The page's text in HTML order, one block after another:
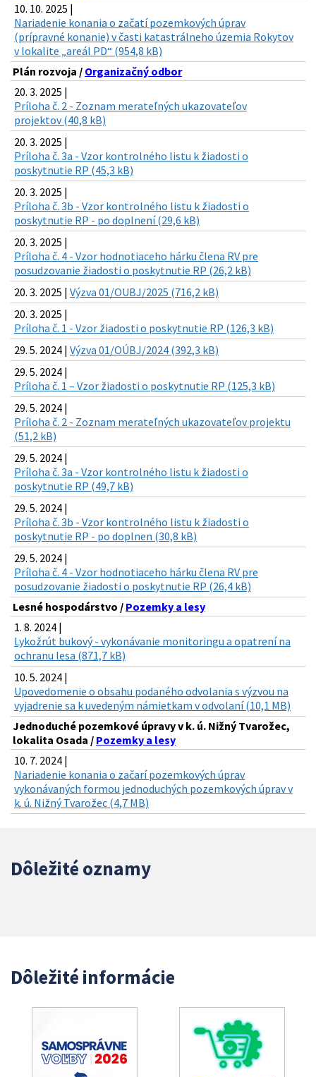
10. 10. 2025 |
Nariadenie konania o začatí pozemkových úprav
(prípravné konanie) v časti katastrálneho územia Rokytov
v lokalite „areál PD“ (954,8 kB)
Plán rozvoja / Organizačný odbor
20. 3. 2025 |
Príloha č. 2 - Zoznam merateľných ukazovateľov
projektov (40,8 kB)
20. 3. 2025 |
Príloha č. 3a - Vzor kontrolného listu k žiadosti o
poskytnutie RP (45,3 kB)
20. 3. 2025 |
Príloha č. 3b - Vzor kontrolného listu k žiadosti o
poskytnutie RP - po doplnení (29,6 kB)
20. 3. 2025 |
Príloha č. 4 - Vzor hodnotiaceho hárku člena RV pre
posudzovanie žiadosti o poskytnutie RP (26,2 kB)
20. 3. 2025 | Výzva 01/OUBJ/2025 (716,2 kB)
20. 3. 2025 |
Príloha č. 1 - Vzor žiadosti o poskytnutie RP (126,3 kB)
29. 5. 2024 | Výzva 01/OÚBJ/2024 (392,3 kB)
29. 5. 2024 |
Príloha č. 1 – Vzor žiadosti o poskytnutie RP (125,3 kB)
29. 5. 2024 |
Príloha č. 2 - Zoznam merateľných ukazovateľov projektu
(51,2 kB)
29. 5. 2024 |
Príloha č. 3a - Vzor kontrolného listu k žiadosti o
poskytnutie RP (49,7 kB)
29. 5. 2024 |
Príloha č. 3b - Vzor kontrolného listu k žiadosti o
poskytnutie RP - po doplnen (30,8 kB)
29. 5. 2024 |
Príloha č. 4 - Vzor hodnotiaceho hárku člena RV pre
posudzovanie žiadosti o poskytnutie RP (26,4 kB)
Lesné hospodárstvo / Pozemky a lesy
1. 8. 2024 |
Lykožrút bukový - vykonávanie monitoringu a opatrení na
ochranu lesa (871,7 kB)
10. 5. 2024 |
Upovedomenie o obsahu podaného odvolania s výzvou na
vyjadrenie sa k uvedeným námietkam v odvolaní (10,1 MB)
Jednoduché pozemkové úpravy v k. ú. Nižný Tvarožec,
lokalita Osada / Pozemky a lesy
10. 7. 2024 |
Nariadenie konania o začarí pozemkových úprav
vykonávaných formou jednoduchých pozemkových úprav v
k. ú. Nižný Tvarožec (4,7 MB)
Dôležité oznamy
Dôležité informácie